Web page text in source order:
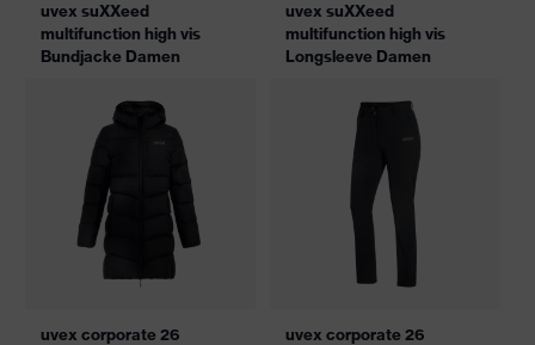
uvex suXXeed
multifunction high vis
Bundjacke Damen
uvex suXXeed
multifunction high vis
Longsleeve Damen
uvex corporate 26
uvex corporate 26